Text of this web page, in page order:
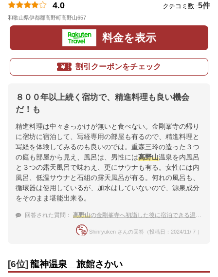
4.0 クチコミ数 :5件
和歌山県伊都郡高野町高野山657
料金を表示
割引クーポンをチェック
８００年以上続く宿坊で、精進料理も良い機会
だ！も
精進料理は中々きっかけが無いと食べない。金剛峯寺の帰り
に宿坊に宿泊して、写経専用の部屋も有るので、精進料理と
写経を体験してみるのも良いのでは。重森三玲の造った３つ
の庭も部屋から見え、風呂は、男性には高野山温泉を内風呂
と３つの露天風呂で味わえ、更にサウナも有る。女性には内
風呂、低温サウナと石組の露天風呂が有る。何れの風呂も、
循環器は使用しているが、加水はしていないので、源泉成分
をそのまま堪能出来る。
回答された質問： 高野山の金剛峯寺へ初詣した後に宿泊できる温泉宿
Shinryuken さんの回答（投稿日：2024/11/ 7 ）
[6位] 龍神温泉 旅館さかい